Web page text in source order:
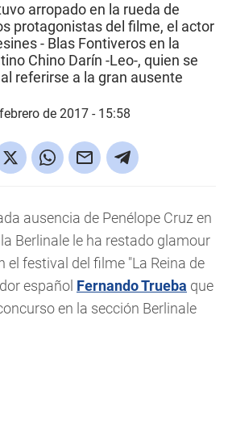
arropado en la rueda de
protagonistas del filme, el actor
- Blas Fontiveros en la
Chino Darín -Leo-, quien se
referirse a la gran ausente
de 2017 - 15:58
ausencia de Penélope Cruz en
Berlinale le ha restado glamour
el festival del filme "La Reina de
español Fernando Trueba que
en la sección Berlinale